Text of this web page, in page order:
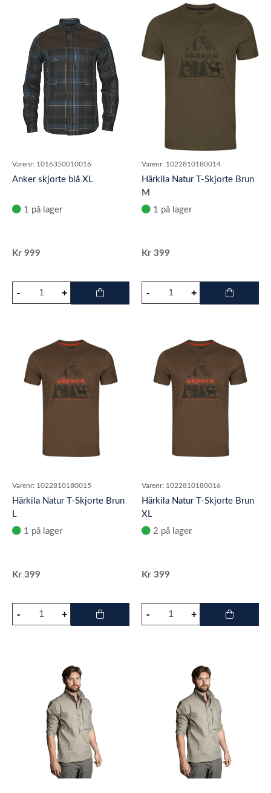
Varenr: 1016350010016
Anker skjorte blå XL
1 på lager
Kr 999
Varenr: 1022810180014
Härkila Natur T-Skjorte Brun
M
1 på lager
Kr 399
Varenr: 1022810180015
Härkila Natur T-Skjorte Brun
L
1 på lager
Kr 399
Varenr: 1022810180016
Härkila Natur T-Skjorte Brun
XL
2 på lager
Kr 399